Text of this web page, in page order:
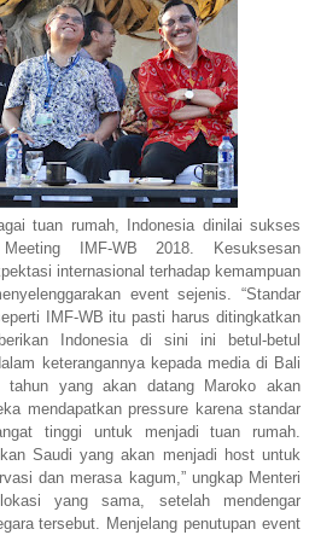
tuan rumah, Indonesia dinilai sukses
Meeting IMF-WB 2018. Kesuksesan
internasional terhadap kemampuan
event sejenis. “Standar
IMF-WB itu pasti harus ditingkatkan
Indonesia di sini ini betul-betul
keterangannya kepada media di Bali
yang akan datang Maroko akan
mendapatkan pressure karena standar
tinggi untuk menjadi tuan rumah.
Saudi yang akan menjadi host untuk
dan merasa kagum,” ungkap Menteri
yang sama, setelah mendengar
tersebut. Menjelang penutupan event